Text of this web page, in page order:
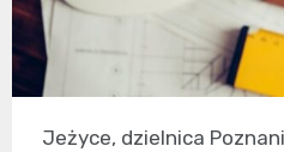
Jeżyce, dzielnica